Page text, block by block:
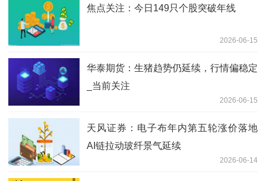
焦点关注：今日149只个股突破年线
2026-06-15
华泰期货：生猪趋势仍延续，行情偏稳定
_当前关注
2026-06-15
天风证券：电子布年内第五轮涨价落地
AI链拉动玻纤景气延续
2026-06-14